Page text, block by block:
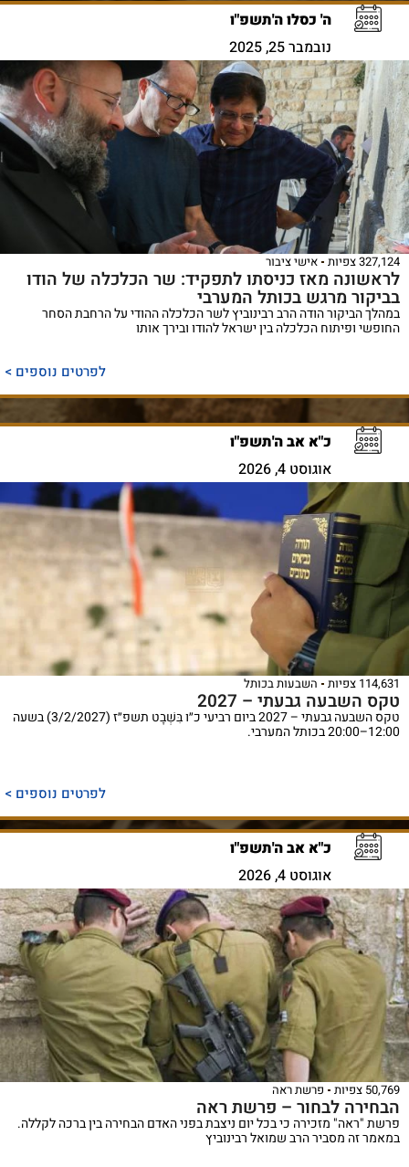
ה' כסלו ה'תשפ"ו
נובמבר 25, 2025
327,124 צפיות אישי ציבור
לראשונה מאז כניסתו לתפקיד: שר הכלכלה של הודו
בביקור מרגש בכותל המערבי
במהלך הביקור הודה הרב רבינוביץ לשר הכלכלה ההודי על הרחבת הסחר
החופשי ופיתוח הכלכלה בין ישראל להודו ובירך אותו
לפרטים נוספים >
כ"א אב ה'תשפ"ו
אוגוסט 4, 2026
114,631 צפיות השבעות בכותל
טקס השבעה גבעתי – 2027
טקס השבעה גבעתי – 2027 ביום רביעי כ״ו בִּשְׁבָט תשפ״ז (3/2/2027) בשעה
12:00–20:00 בכותל המערבי.
לפרטים נוספים >
כ"א אב ה'תשפ"ו
אוגוסט 4, 2026
50,769 צפיות פרשת ראה
הבחירה לבחור – פרשת ראה
פרשת "ראה" מזכירה כי בכל יום ניצבת בפני האדם הבחירה בין ברכה לקללה.
במאמר זה מסביר הרב שמואל רבינוביץ